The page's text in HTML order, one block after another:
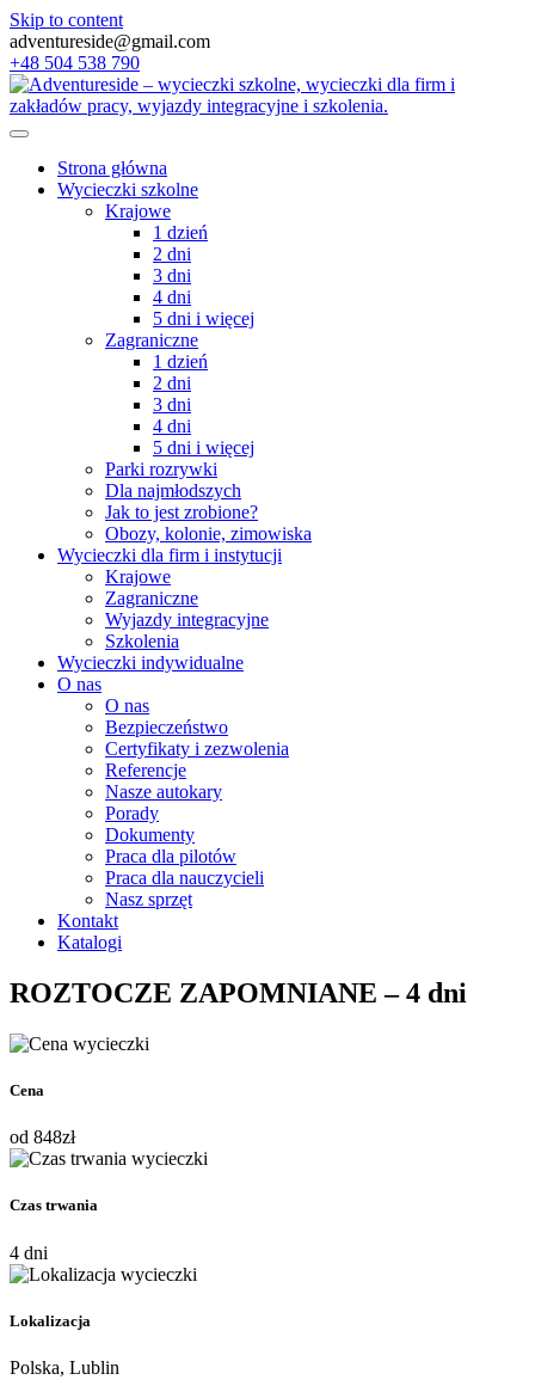
Skip to content
adventureside@gmail.com
+48 504 538 790
Strona główna
Wycieczki szkolne
Krajowe
1 dzień
2 dni
3 dni
4 dni
5 dni i więcej
Zagraniczne
1 dzień
2 dni
3 dni
4 dni
5 dni i więcej
Parki rozrywki
Dla najmłodszych
Jak to jest zrobione?
Obozy, kolonie, zimowiska
Wycieczki dla firm i instytucji
Krajowe
Zagraniczne
Wyjazdy integracyjne
Szkolenia
Wycieczki indywidualne
O nas
O nas
Bezpieczeństwo
Certyfikaty i zezwolenia
Referencje
Nasze autokary
Porady
Dokumenty
Praca dla pilotów
Praca dla nauczycieli
Nasz sprzęt
Kontakt
Katalogi
ROZTOCZE ZAPOMNIANE – 4 dni
Cena
od 848zł
Czas trwania
4 dni
Lokalizacja
Polska, Lublin